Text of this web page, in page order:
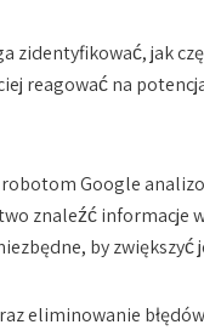
jak
reagować na
Google
znaleźć informacje
by zwiększyć
eliminowanie